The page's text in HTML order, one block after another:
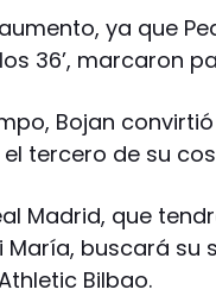
ya que
36’, marcaron
Bojan
tercero de su
Madrid, que
María, buscará
Bilbao.